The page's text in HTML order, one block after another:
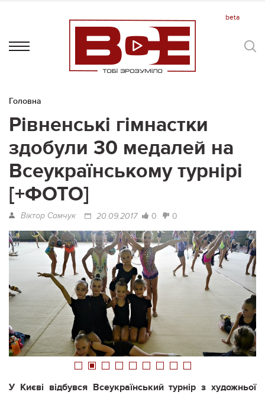
Головна
Рівненські гімнастки
здобули 30 медалей на
Всеукраїнському турнірі
[+ФОТО]
Віктор Самчук 20.09.2017 0 0
1 2 3 4 5 6 7 8 9
У Києві відбувся Всеукраїнський турнір з художньої